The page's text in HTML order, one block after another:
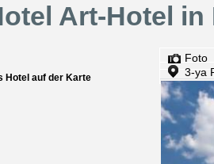
Art-Hotel in
Hotel auf der Karte
Foto
3-ya